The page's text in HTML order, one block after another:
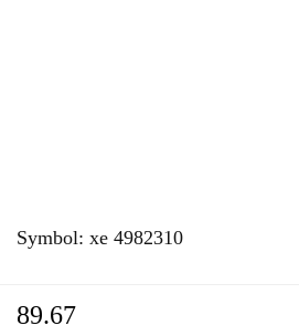
Symbol: xe 4982310
89.67